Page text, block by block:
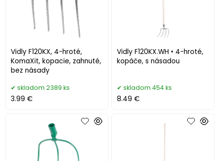
Vidly F120KX, 4-hroté,
KomaXit, kopacie, zahnuté,
bez násady
skladom 2389 ks
3.99 €
Vidly F120KX.WH • 4-hroté,
kopáče, s násadou
skladom 454 ks
8.49 €